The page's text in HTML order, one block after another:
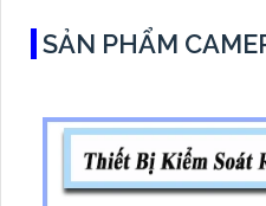
SẢN PHẨM